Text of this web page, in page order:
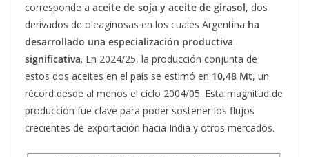
corresponde a aceite de soja y aceite de girasol, dos
derivados de oleaginosas en los cuales Argentina ha
desarrollado una especialización productiva
significativa. En 2024/25, la producción conjunta de
estos dos aceites en el país se estimó en 10,48 Mt, un
récord desde al menos el ciclo 2004/05. Esta magnitud de
producción fue clave para poder sostener los flujos
crecientes de exportación hacia India y otros mercados.